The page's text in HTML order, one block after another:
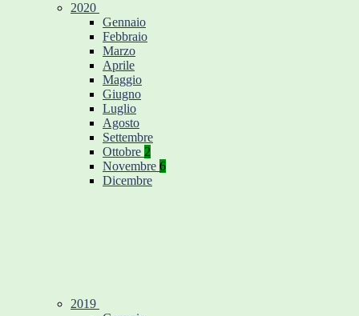
2020
Gennaio
Febbraio
Marzo
Aprile
Maggio
Giugno
Luglio
Agosto
Settembre
Ottobre 2
Novembre 6
Dicembre
2019